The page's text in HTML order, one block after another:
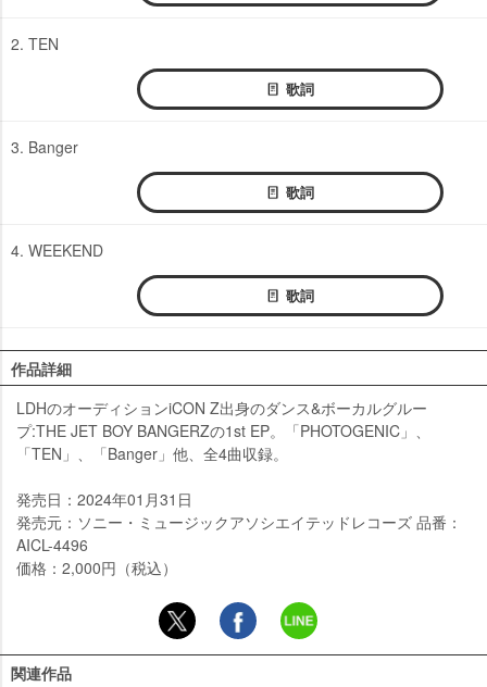
2. TEN
歌詞
3. Banger
歌詞
4. WEEKEND
歌詞
作品詳細
LDHのオーディションiCON Z出身のダンス&ボーカルグルー
プ:THE JET BOY BANGERZの1st EP。「PHOTOGENIC」、
「TEN」、「Banger」他、全4曲収録。
発売日：2024年01月31日
発売元：ソニー・ミュージックアソシエイテッドレコーズ 品番：
AICL-4496
価格：2,000円（税込）
関連作品